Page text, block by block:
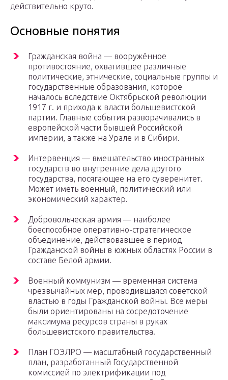
действительно круто.
Основные понятия
Гражданская война — вооружённое
противостояние, охватившее различные
политические, этнические, социальные группы и
государственные образования, которое
началось вследствие Октябрьской революции
1917 г. и прихода к власти большевистской
партии. Главные события разворачивались в
европейской части бывшей Российской
империи, а также на Урале и в Сибири.
Интервенция — вмешательство иностранных
государств во внутренние дела другого
государства, посягающее на его суверенитет.
Может иметь военный, политический или
экономический характер.
Добровольческая армия — наиболее
боеспособное оперативно-стратегическое
объединение, действовавшее в период
Гражданской войны в южных областях России в
составе Белой армии.
Военный коммунизм — временная система
чрезвычайных мер, проводившаяся советской
властью в годы Гражданской войны. Все меры
были ориентированы на сосредоточение
максимума ресурсов страны в руках
большевистского правительства.
План ГОЭЛРО — масштабный государственный
план, разработанный Государственной
комиссией по электрификации под